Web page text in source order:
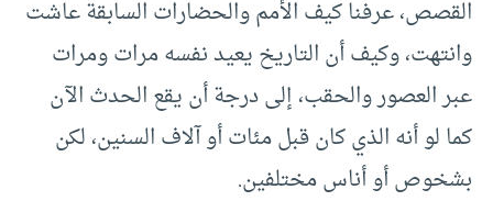
القصص، عرفنا كيف الأمم والحضارات السابقة عاشت
وانتهت، وكيف أن التاريخ يعيد نفسه مرات ومرات
عبر العصور والحقب، إلى درجة أن يقع الحدث الآن
كما لو أنه الذي كان قبل مئات أو آلاف السنين، لكن
بشخوص أو أناس مختلفين.